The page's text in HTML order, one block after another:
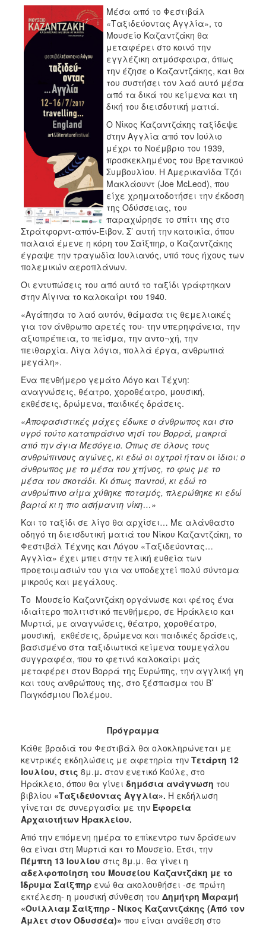
Μέσα από το Φεστιβάλ
«Ταξιδεύοντας Αγγλία», το
Μουσείο Καζαντζάκη θα
μεταφέρει στο κοινό την
εγγλέζικη ατμόσφαιρα, όπως
την έζησε ο Καζαντζάκης, και θα
του συστήσει τον λαό αυτό μέσα
από τα δικά του κείμενα και τη
δική του διεισδυτική ματιά.
Ο Νίκος Καζαντζάκης ταξίδεψε
στην Αγγλία από τον Ιούλιο
μέχρι το Νοέμβριο του 1939,
προσκεκλημένος του Βρετανικού
Συμβουλίου. Η Αμερικανίδα Τζόι
Μακλάουντ (Joe McLeod), που
είχε χρηματοδοτήσει την έκδοση
της Οδύσσειας, του
παραχώρησε το σπίτι της στο
Στράτφορντ-απόν-Έιβον. Σ’ αυτή την κατοικία, όπου
παλαιά έμενε η κόρη του Σαίξπηρ, ο Καζαντζάκης
έγραψε την τραγωδία Ιουλιανός, υπό τους ήχους των
πολεμικών αεροπλάνων.
Οι εντυπώσεις του από αυτό το ταξίδι γράφτηκαν
στην Αίγινα το καλοκαίρι του 1940.
«Αγάπησα το λαό αυτόν, θάμασα τις θεμελιακές
για τον άνθρωπο αρετές του∙ την υπερηφάνεια, την
αξιοπρέπεια, το πείσμα, την αντο¬χή, την
πειθαρχία. Λίγα λόγια, πολλά έργα, ανθρωπιά
μεγάλη».
Ένα πενθήμερο γεμάτο Λόγο και Τέχνη:
αναγνώσεις, θέατρο, χοροθέατρο, μουσική,
εκθέσεις, δρώμενα, παιδικές δράσεις.
«Αποφασιστικές μάχες έδωκε ο άνθρωπος και στο
υγρό τούτο καταπράσινο νησί του Βορρά, μακριά
από την άγια Μεσόγειο. Όπως σε όλους τους
ανθρώπινους αγώνες, κι εδώ οι οχτροί ήταν οι ίδιοι: ο
άνθρωπος με το μέσα του χτήνος, το φως με το
μέσα του σκοτάδι. Κι όπως παντού, κι εδώ το
ανθρώπινο αίμα χύθηκε ποταμός, πλερώθηκε κι εδώ
βαριά κι η πιο ασήμαντη νίκη…»
Και το ταξίδι σε λίγο θα αρχίσει… Με αλάνθαστο
οδηγό τη διεισδυτική ματιά του Νίκου Καζαντζάκη, το
Φεστιβάλ Τέχνης και Λόγου «Ταξιδεύοντας…
Αγγλία» έχει μπει στην τελική ευθεία των
προετοιμασιών του για να υποδεχτεί πολύ σύντομα
μικρούς και μεγάλους.
Το Μουσείο Καζαντζάκη οργάνωσε και φέτος ένα
ιδιαίτερο πολιτιστικό πενθήμερο, σε Ηράκλειο και
Μυρτιά, με αναγνώσεις, θέατρο, χοροθέατρο,
μουσική, εκθέσεις, δρώμενα και παιδικές δράσεις,
βασισμένο στα ταξιδιωτικά κείμενα τουμεγάλου
συγγραφέα, που το φετινό καλοκαίρι μάς
μεταφέρει στον Βορρά της Ευρώπης, την αγγλική γη
και τους ανθρώπους της, στο ξέσπασμα του Β’
Παγκόσμιου Πολέμου.
Πρόγραμμα
Κάθε βραδιά του Φεστιβάλ θα ολοκληρώνεται με
κεντρικές εκδηλώσεις με αφετηρία την Τετάρτη 12
Ιουλίου, στις 8μ.μ. στον ενετικό Κούλε, στο
Ηράκλειο, όπου θα γίνει δημόσια ανάγνωση του
βιβλίου «Ταξιδεύοντας Αγγλία». Η εκδήλωση
γίνεται σε συνεργασία με την Εφορεία
Αρχαιοτήτων Ηρακλείου.
Από την επόμενη ημέρα το επίκεντρο των δράσεων
θα είναι στη Μυρτιά και το Μουσείο. Έτσι, την
Πέμπτη 13 Ιουλίου στις 8μ.μ. θα γίνει η
αδελφοποίηση του Μουσείου Καζαντζάκη με το
Ίδρυμα Σαίξπηρ ενώ θα ακολουθήσει -σε πρώτη
εκτέλεση- η μουσική σύνθεση του Δημήτρη Μαραμή
«Ουίλλιαμ Σαίξπηρ - Νίκος Καζαντζάκης (Από τον
Άμλετ στον Οδυσσέα)» που είναι ανάθεση στο